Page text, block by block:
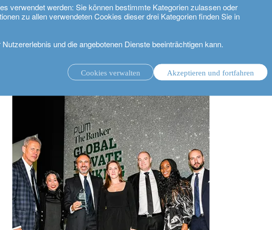
verwendet werden: Sie können bestimmte Kategorien zulassen oder
zu allen verwendeten Cookies dieser drei Kategorien finden Sie in
und die angebotenen Dienste beeinträchtigen kann.
Cookies verwalten Akzeptieren und fortfahren
Anlageverwaltung mit Beratungsmandat.
Odier gewinnt eine neue Auszeichnung